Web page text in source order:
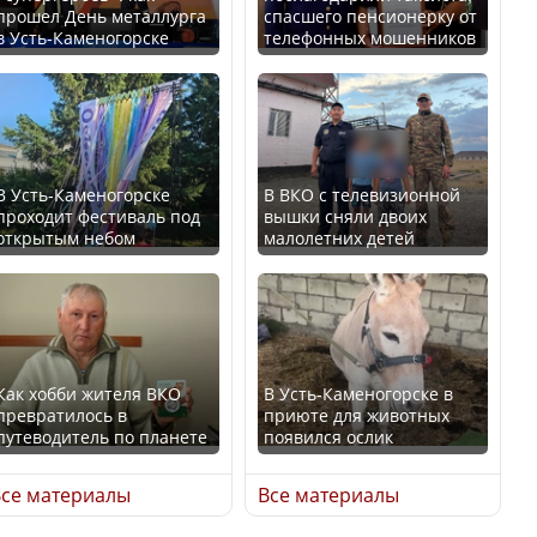
назвало
с самыми
зарплатными
интеллект
включили в
программу
Казахстане стало
получить
на
В России введены
дополнительные
ограничения для
казахстанских прав
Трамп официально
вступил в должность
президента США
Луну признали объектом
культурного наследия,
находящегося под
угрозой исчезновения
День металлурга
Усть-Каменогорске
Усть-Каменогорске
фестиваль под
небом
хобби жителя ВКО
в
по планете
материалы
спасшего пенсионерку от
телефонных мошенников
В ВКО с телевизионной
вышки сняли двоих
малолетних детей
В Усть-Каменогорске в
приюте для животных
появился ослик
Все материалы